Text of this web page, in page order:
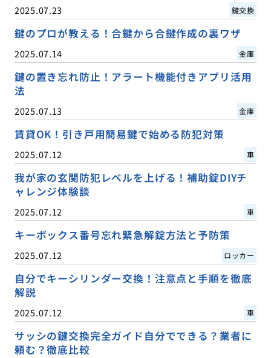
2025.07.23 鍵交換
鍵のプロが教える！合鍵から合鍵作成の裏ワザ
2025.07.14 金庫
鍵の置き忘れ防止！アラート機能付きアプリ活用
法
2025.07.13 金庫
賃貸OK！引き戸用簡易鍵で始める防犯対策
2025.07.12 車
我が家の玄関防犯レベルを上げる！補助錠DIYチ
ャレンジ体験談
2025.07.12 車
キーボックス番号忘れ緊急解錠方法と予防策
2025.07.12 ロッカー
自分でキーシリンダー交換！注意点と手順を徹底
解説
2025.07.12 車
サッシの鍵交換完全ガイド自分でできる？業者に
頼む？徹底比較